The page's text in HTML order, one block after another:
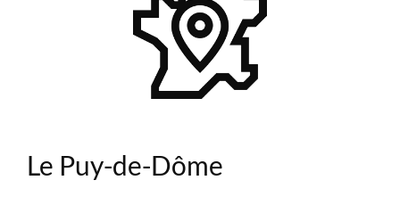
Transports en Puy-de-dôme
Cartographie
Où dormir dans le département ?
Le Puy-de-Dôme